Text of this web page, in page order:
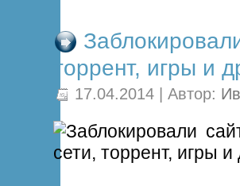
торрент, игры и
17.04.2014 | Автор: